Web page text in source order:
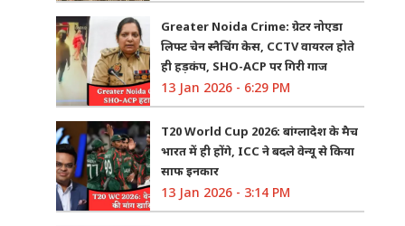
Greater Noida Crime: ग्रेटर नोएडा
लिफ्ट चेन स्नैचिंग केस, CCTV वायरल होते
ही हड़कंप, SHO-ACP पर गिरी गाज
13 Jan 2026 - 6:29 PM
T20 World Cup 2026: बांग्लादेश के मैच
भारत में ही होंगे, ICC ने बदले वेन्यू से किया
साफ इनकार
13 Jan 2026 - 3:14 PM